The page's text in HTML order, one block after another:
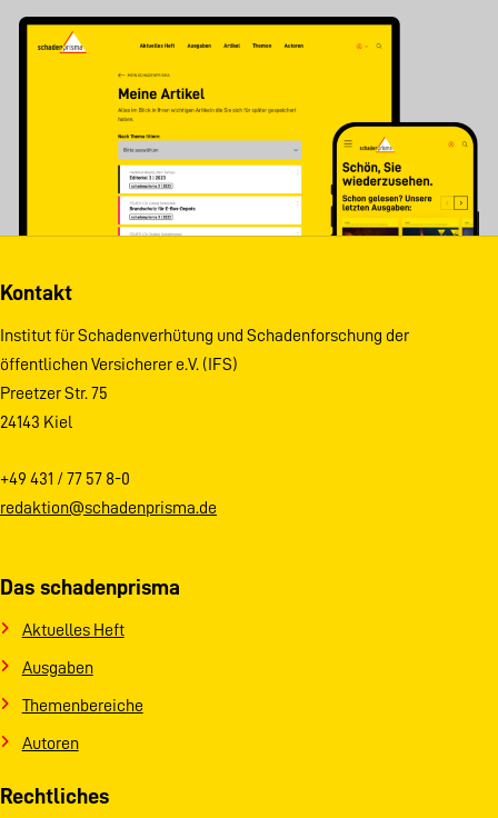
Kontakt
Institut für Schadenverhütung und Schadenforschung der
öffentlichen Versicherer e.V. (IFS)
Preetzer Str. 75
24143 Kiel
+49 431 / 77 57 8-0
redaktion@schadenprisma.de
Das schadenprisma
Aktuelles Heft
Ausgaben
Themenbereiche
Autoren
Rechtliches